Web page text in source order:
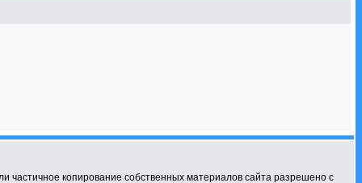
копирование собственных материалов сайта разрешено с